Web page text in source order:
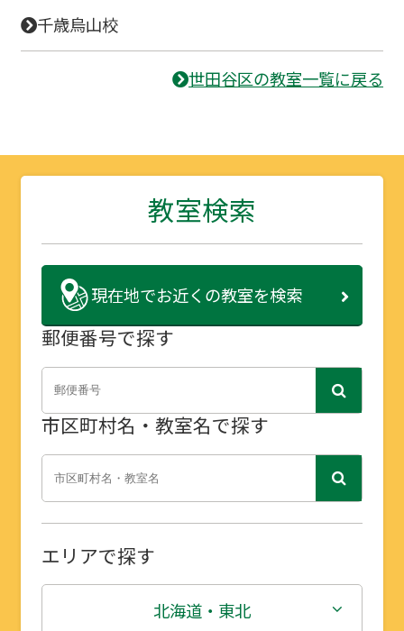
千歳烏山校
世田谷区の教室一覧に戻る
教室検索
現在地でお近くの教室を検索
郵便番号で探す
市区町村名・教室名で探す
エリアで探す
北海道・東北